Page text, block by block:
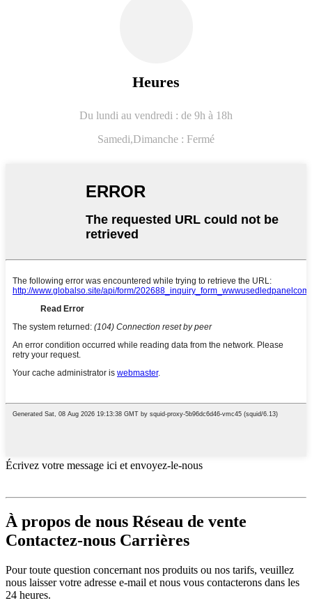
Heures
Du lundi au vendredi : de 9h à 18h
Samedi,Dimanche : Fermé
Écrivez votre message ici et envoyez-le-nous
À propos de nous Réseau de vente
Contactez-nous Carrières
Pour toute question concernant nos produits ou nos tarifs, veuillez
nous laisser votre adresse e-mail et nous vous contacterons dans les
24 heures.